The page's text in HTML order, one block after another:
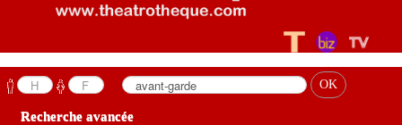
LES ANNONCES
Recherche avancée